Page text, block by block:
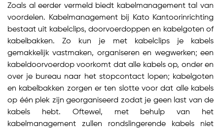
Zoals al eerder vermeld biedt kabelmanagement tal van
voordelen. Kabelmanagement bij Kato Kantoorinrichting
bestaat uit kabelclips, doorvoerdoppen en kabelgoten of
kabelbakken. Zo kun je met kabelclips je kabels
gemakkelijk vastmaken, organiseren en wegwerken; een
kabeldoorvoerdop voorkomt dat alle kabels op, onder en
over je bureau naar het stopcontact lopen; kabelgoten
en kabelbakken zorgen er ten slotte voor dat alle kabels
op één plek zijn georganiseerd zodat je geen last van de
kabels hebt. Oftewel, met behulp van het
kabelmanagement zullen rondslingerende kabels niet